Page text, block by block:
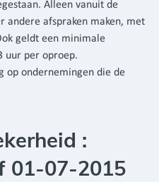
Alleen vanuit de
andere afspraken maken, met
geldt een minimale
uur per oproep.
op ondernemingen die de
:
01-07-2015